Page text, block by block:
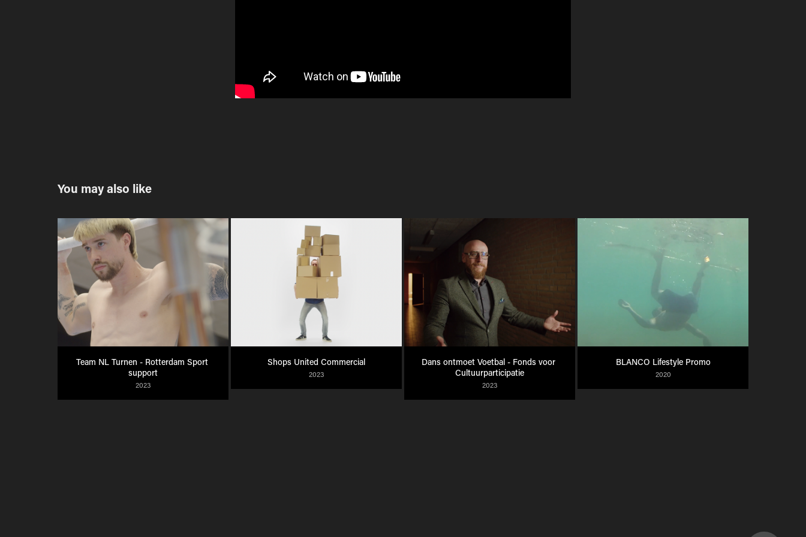
You may also like
Team NL Turnen - Rotterdam Sport
support
2023
Shops United Commercial
2023
Dans ontmoet Voetbal - Fonds voor
Cultuurparticipatie
2023
BLANCO Lifestyle Promo
2020